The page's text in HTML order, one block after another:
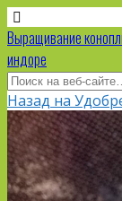
Выращивание
индоре
Назад на